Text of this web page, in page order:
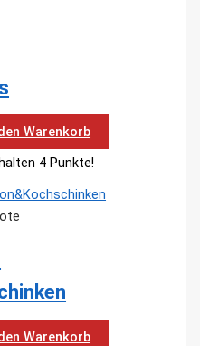
Warenkorb
4 Punkte!
Warenkorb